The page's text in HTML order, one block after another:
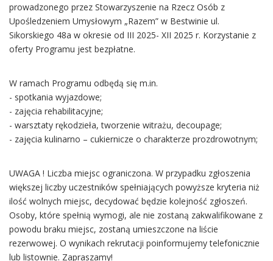
prowadzonego przez Stowarzyszenie na Rzecz Osób z
Upośledzeniem Umysłowym „Razem” w Bestwinie ul.
Sikorskiego 48a w okresie od III 2025- XII 2025 r. Korzystanie z
oferty Programu jest bezpłatne.
W ramach Programu odbędą się m.in.
- spotkania wyjazdowe;
- zajęcia rehabilitacyjne;
- warsztaty rękodzieła, tworzenie witrażu, decoupage;
- zajęcia kulinarno – cukiernicze o charakterze prozdrowotnym;
UWAGA ! Liczba miejsc ograniczona. W przypadku zgłoszenia
większej liczby uczestników spełniających powyższe kryteria niż
ilość wolnych miejsc, decydować będzie kolejność zgłoszeń.
Osoby, które spełnią wymogi, ale nie zostaną zakwalifikowane z
powodu braku miejsc, zostaną umieszczone na liście
rezerwowej. O wynikach rekrutacji poinformujemy telefonicznie
lub listownie. Zapraszamy!